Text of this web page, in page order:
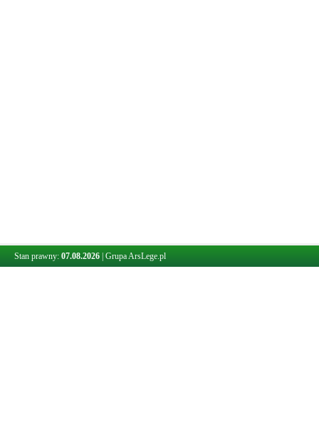
Stan prawny: 07.08.2026 Grupa ArsLege.pl